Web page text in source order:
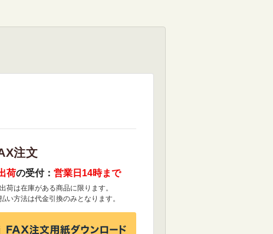
注文
荷の受付： 営業日14時まで
荷は在庫がある商品に限ります。
い方法は代金引換のみとなります。